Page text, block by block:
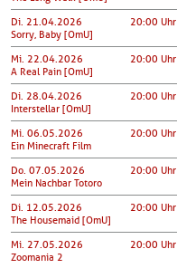
Di. 21.04.2026
20:00 Uhr
Sorry, Baby [OmU]
Mi. 22.04.2026
20:00 Uhr
A Real Pain [OmU]
Di. 28.04.2026
20:00 Uhr
Interstellar [OmU]
Mi. 06.05.2026
20:00 Uhr
Ein Minecraft Film
Do. 07.05.2026
20:00 Uhr
Mein Nachbar Totoro
Di. 12.05.2026
20:00 Uhr
The Housemaid [OmU]
Mi. 27.05.2026
20:00 Uhr
Zoomania 2